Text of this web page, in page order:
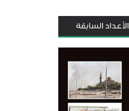
الأعداد السابقة